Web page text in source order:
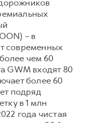
– в
современных
чем 60
GWM входят 80
более 60
подряд
в 1 млн
года чистая